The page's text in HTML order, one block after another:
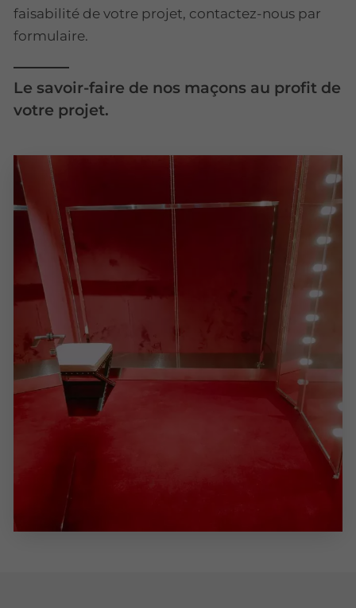
faisabilité de votre projet, contactez-nous par
formulaire.
Le savoir-faire de nos maçons au profit de
votre projet.